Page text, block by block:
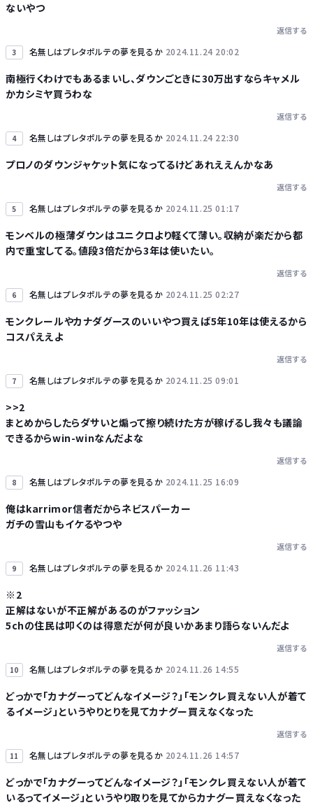
ないやつ
返信する
3 名無しはプレタポルテの夢を見るか 2024.11.24 20:02
南極行くわけでもあるまいし、ダウンごときに30万出すならキャメル
かカシミヤ買うわな
返信する
4 名無しはプレタポルテの夢を見るか 2024.11.24 22:30
プロノのダウンジャケット気になってるけどあれええんかなあ
返信する
5 名無しはプレタポルテの夢を見るか 2024.11.25 01:17
モンベルの極薄ダウンはユニクロより軽くて薄い。収納が楽だから都
内で重宝してる。値段3倍だから3年は使いたい。
返信する
6 名無しはプレタポルテの夢を見るか 2024.11.25 02:27
モンクレールやカナダグースのいいやつ買えば5年10年は使えるから
コスパええよ
返信する
7 名無しはプレタポルテの夢を見るか 2024.11.25 09:01
>>2
まとめからしたらダサいと煽って擦り続けた方が稼げるし我々も議論
できるからwin-winなんだよな
返信する
8 名無しはプレタポルテの夢を見るか 2024.11.25 16:09
俺はkarrimor信者だからネビスパーカー
ガチの雪山もイケるやつや
返信する
9 名無しはプレタポルテの夢を見るか 2024.11.26 11:43
※2
正解はないが不正解があるのがファッション
5chの住民は叩くのは得意だが何が良いかあまり語らないんだよ
返信する
10 名無しはプレタポルテの夢を見るか 2024.11.26 14:55
どっかで「カナグーってどんなイメージ？」「モンクレ買えない人が着て
るイメージ」というやりとりを見てカナグー買えなくなった
返信する
11 名無しはプレタポルテの夢を見るか 2024.11.26 14:57
どっかで「カナグーってどんなイメージ？」「モンクレ買えない人が着て
いるってイメージ」というやり取りを見てからカナグー買えなくなった